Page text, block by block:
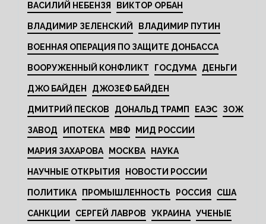
ВАСИЛИЙ НЕБЕНЗЯ ВИКТОР ОРБАН
ВЛАДИМИР ЗЕЛЕНСКИЙ ВЛАДИМИР ПУТИН
ВОЕННАЯ ОПЕРАЦИЯ ПО ЗАЩИТЕ ДОНБАССА
ВООРУЖЕННЫЙ КОНФЛИКТ ГОСДУМА ДЕНЬГИ
ДЖО БАЙДЕН ДЖОЗЕФ БАЙДЕН
ДМИТРИЙ ПЕСКОВ ДОНАЛЬД ТРАМП ЕАЭС ЗОЖ
ЗАВОД ИПОТЕКА МВФ МИД РОССИИ
МАРИЯ ЗАХАРОВА МОСКВА НАУКА
НАУЧНЫЕ ОТКРЫТИЯ НОВОСТИ РОССИИ
ПОЛИТИКА ПРОМЫШЛЕННОСТЬ РОССИЯ США
САНКЦИИ СЕРГЕЙ ЛАВРОВ УКРАИНА УЧЕНЫЕ